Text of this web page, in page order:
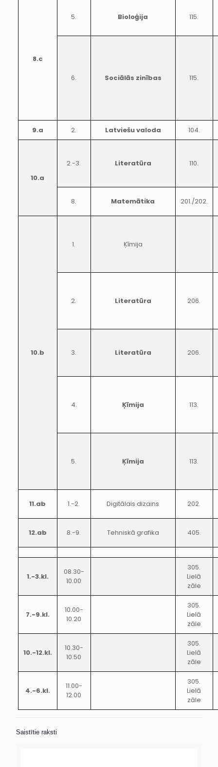
8.c
5. Bioloģija 115.
6. Sociālās zinības 115.
9.a 2. Latviešu valoda 104.
10.a
2.-3. Literatūra 110.
8. Matemātika 201./202.
10.b
1.
Ķīmija
2. Literatūra
206.
3. Literatūra 206.
4. Ķīmija 113.
5. Ķīmija 113.
11.ab 1.-2. Digitālais dizains 202.
12.ab 8.-9. Tehniskā grafika 405.
1.-3.kl.
08.30-
10.00
305.
Lielā
zāle
7.-9.kl.
10.00-
10.20
305.
Lielā
zāle
10.-12.kl.
10.30-
10.50
305.
Lielā
zāle
4.-6.kl.
11.00-
12.00
305.
Lielā
zāle
Saistītie raksti